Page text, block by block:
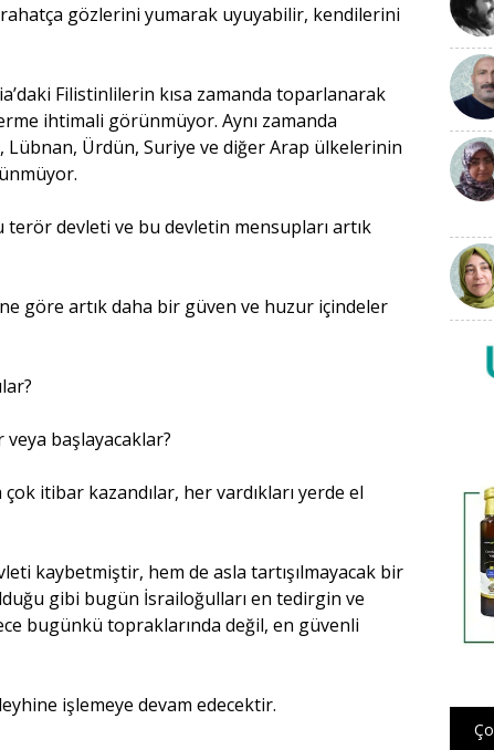
gözlerini yumarak uyuyabilir, kendilerini
Filistinlilerin kısa zamanda toparlanarak
ihtimali görünmüyor. Aynı zamanda
Lübnan, Ürdün, Suriye ve diğer Arap ülkelerinin
devleti ve bu devletin mensupları artık
göre artık daha bir güven ve huzur içindeler
başlayacaklar?
itibar kazandılar, her vardıkları yerde el
kaybetmiştir, hem de asla tartışılmayacak bir
gibi bugün İsrailoğulları en tedirgin ve
bugünkü topraklarında değil, en güvenli
işlemeye devam edecektir.